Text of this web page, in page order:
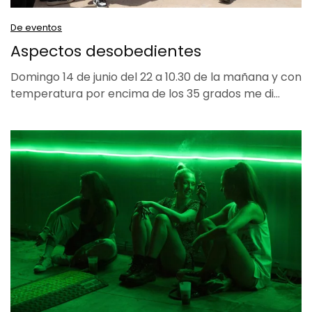
De eventos
Aspectos desobedientes
Domingo 14 de junio del 22 a 10.30 de la mañana y con
temperatura por encima de los 35 grados me di…